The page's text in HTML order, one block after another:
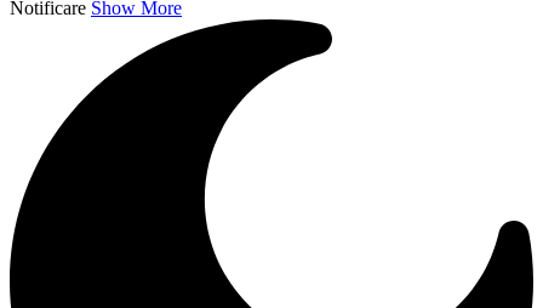
Notificare Show More